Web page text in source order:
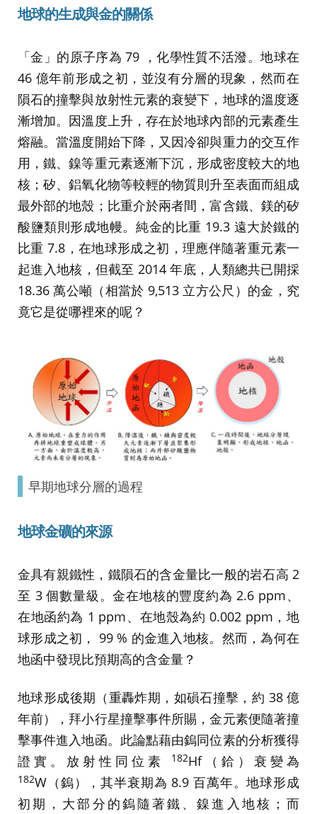
地球的生成與金的關係
「金」的原子序為 79 ，化學性質不活潑。地球在
46 億年前形成之初，並沒有分層的現象，然而在
隕石的撞擊與放射性元素的衰變下，地球的溫度逐
漸增加。因溫度上升，存在於地球內部的元素產生
熔融。當溫度開始下降，又因冷卻與重力的交互作
用，鐵、鎳等重元素逐漸下沉，形成密度較大的地
核；矽、鋁氧化物等較輕的物質則升至表面而組成
最外部的地殼；比重介於兩者間，富含鐵、鎂的矽
酸鹽類則形成地幔。純金的比重 19.3 遠大於鐵的
比重 7.8，在地球形成之初，理應伴隨著重元素一
起進入地核，但截至 2014 年底，人類總共已開採
18.36 萬公噸（相當於 9,513 立方公尺）的金，究
竟它是從哪裡來的呢？
早期地球分層的過程
地球金礦的來源
金具有親鐵性，鐵隕石的含金量比一般的岩石高 2
至 3 個數量級。金在地核的豐度約為 2.6 ppm、
在地函約為 1 ppm、在地殼為約 0.002 ppm，地
球形成之初， 99 % 的金進入地核。然而，為何在
地函中發現比預期高的含金量？
地球形成後期（重轟炸期，如磒石撞擊，約 38 億
年前），拜小行星撞擊事件所賜，金元素便隨著撞
擊事件進入地函。此論點藉由鎢同位素的分析獲得
證實。放射性同位素
182Hf（鉿）衰變為
182W（鎢），其半衰期為 8.9 百萬年。地球形成
初期，大部分的鎢隨著鐵、鎳進入地核；而